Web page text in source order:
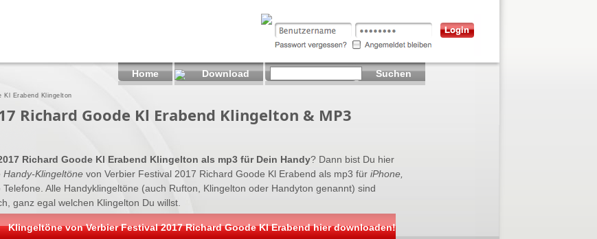
Richard Goode Kl Erabend Klingelton & MP3
Richard Goode Kl Erabend Klingelton als mp3 für Dein Handy? Dann bist Du hier
Handy-Klingeltöne von Verbier Festival 2017 Richard Goode Kl Erabend als mp3 für iPhone,
Telefone. Alle Handyklingeltöne (auch Rufton, Klingelton oder Handyton genannt) sind
ganz egal welchen Klingelton Du willst.
Klingeltöne von Verbier Festival 2017 Richard Goode Kl Erabend hier downloaden!
Kl Erabend Klingelton
Home Download Suchen